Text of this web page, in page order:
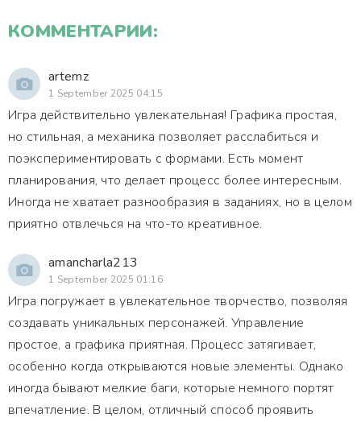
КОММЕНТАРИИ:
artemz
1 September 2025 04:15
Игра действительно увлекательная! Графика простая,
но стильная, а механика позволяет расслабиться и
поэкспериментировать с формами. Есть момент
планирования, что делает процесс более интересным.
Иногда не хватает разнообразия в заданиях, но в целом
приятно отвлечься на что-то креативное.
amancharla213
1 September 2025 01:16
Игра погружает в увлекательное творчество, позволяя
создавать уникальных персонажей. Управление
простое, а графика приятная. Процесс затягивает,
особенно когда открываются новые элементы. Однако
иногда бывают мелкие баги, которые немного портят
впечатление. В целом, отличный способ проявить